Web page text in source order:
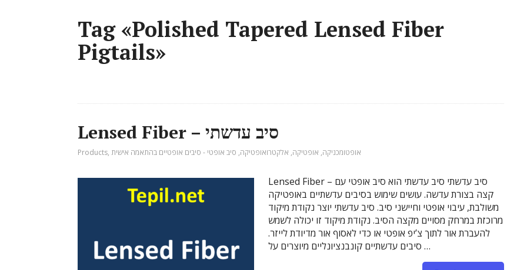
Tag «Polished Tapered Lensed Fiber
Pigtails»
Lensed Fiber – סיב עדשתי
Products, אופטומכניקה, אופטיקה, אלקטרואופטיקה, סיב אופטי - סיבים אופטיים בהתאמה אישית
Lensed Fiber – סיב עדשתי סיב עדשתי הוא סיב אופטי עם
קצה בצורת עדשה. עושים שימוש בסיבים עדשתיים באופטיקה
משולבת, עיבוי אופטי וחיישני סיב. סיב עדשתי יוצר נקודת מיקוד
מרוכזת במרחק מסויים מקצה הסיב. נקודת מיקוד זו יכולה לשמש
להעברת אור לתוך צ’יפ אופטי או כדי לאסוף אור מדיודת לייזר.
סיבים עדשתיים קונבנציונליים מיוצרים על …